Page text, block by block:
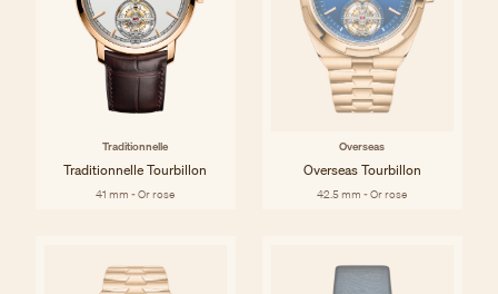
Traditionnelle
Traditionnelle Tourbillon
41 mm - Or rose
Overseas
Overseas Tourbillon
42.5 mm - Or rose